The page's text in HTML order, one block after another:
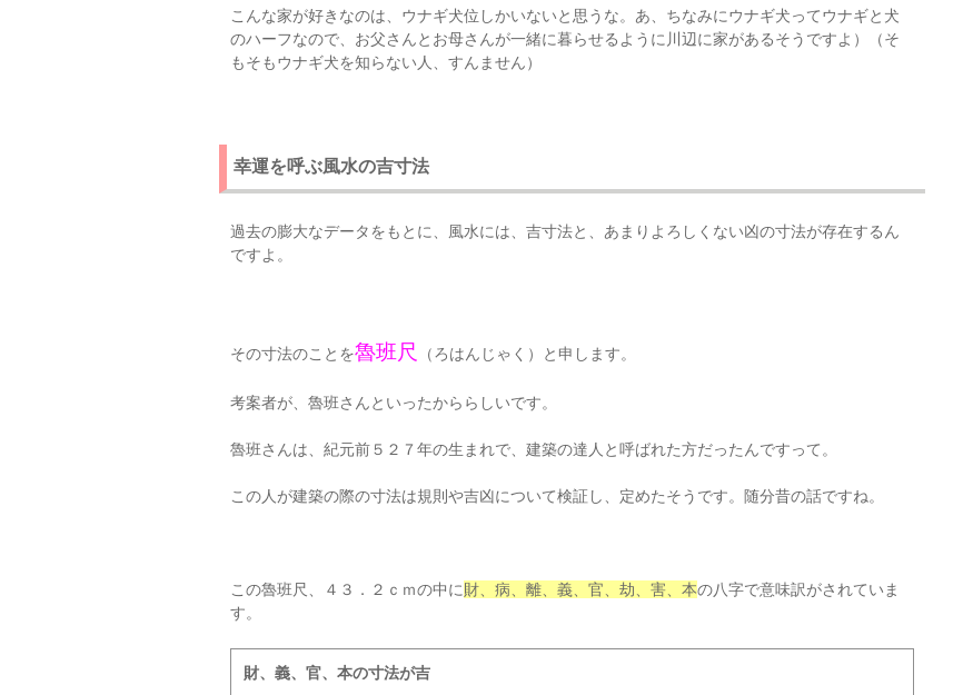
こんな家が好きなのは、ウナギ犬位しかいないと思うな。あ、ちなみにウナギ犬ってウナギと犬
のハーフなので、お父さんとお母さんが一緒に暮らせるように川辺に家があるそうですよ）（そ
もそもウナギ犬を知らない人、すんません）
幸運を呼ぶ風水の吉寸法
過去の膨大なデータをもとに、風水には、吉寸法と、あまりよろしくない凶の寸法が存在するん
ですよ。
その寸法のことを魯班尺 （ろはんじゃく）と申します。
考案者が、魯班さんといったかららしいです。
魯班さんは、紀元前５２７年の生まれで、建築の達人と呼ばれた方だったんですって。
この人が建築の際の寸法は規則や吉凶について検証し、定めたそうです。随分昔の話ですね。
この魯班尺、４３．２ｃｍの中に財、病、離、義、官、劫、害、本の八字で意味訳がされていま
す。
財、義、官、本の寸法が吉